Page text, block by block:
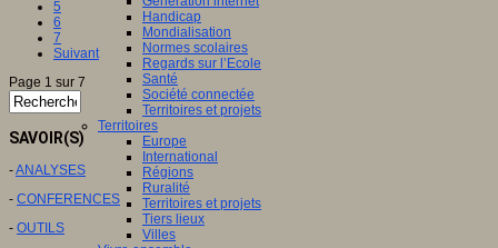
Handicap
Mondialisation
Normes scolaires
Regards sur l’Ecole
Santé
Société connectée
Territoires et projets
Territoires
Europe
International
Régions
Ruralité
Territoires et projets
Tiers lieux
Villes
5
6
7
Suivant
Page 1 sur 7
SAVOIR(S)
-ANALYSES
- CONFERENCES
- OUTILS